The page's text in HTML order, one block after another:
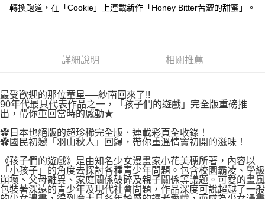
是否繳費成功／繳費後需取消欲退款等相關疑問，請聯繫「AFTEE先享後付
易，需依本服務之必要範圍內提供個人資料，並將交易相關給付款項請求債
https://aftee.tw/terms/#terms3
３．未成年的使用者請事先徵得法定代理人或監護人之同意方可使用
「AFTEE先享後付」，若未經同意申辦者引起之損失，本公司不負相關責
４．使用「AFTEE先享後付」時，將依據個別帳號之用戶狀況，依本公司即
時審查核予不同之上限額度；若仍有額度不足之情形，本公司將視審查結果
５．嚴禁一人註冊多個帳號或使用他人資訊註冊。若發現惡意使用之情形，
恩沛科技股份有限公司將有權停止該用戶之使用額度並採取法律行動。
每筆NT$80，滿NT$500(含以上)免運費
宅配
國家/地區配送 查看運費
轉換跑道，在「Cookie」上連載新作「Honey Bitter苦澀的甜蜜」。
詳細說明 相關推薦
最受歡迎的那位童星──紗南回來了!!
90年代最具代表作品之一，「孩子們的遊戲」完全版重磅推
出，帶你重回當時的感動★
✿日本也絕版的超珍稀完全版．連載彩頁全收錄！
✿國民初戀「羽山秋人」回歸，帶你重溫情竇初開的滋味！
《孩子們的遊戲》是由知名少女漫畫家小花美穗所著，內容以
「小孩子」的角度去探討各種青少年問題。包含校園霸凌、學級
崩壞、父母離異、家庭關係破碎及親子關係等議題。可愛的畫風
包裝著深遠的青少年及現代社會問題，作品深度可說超越了一般